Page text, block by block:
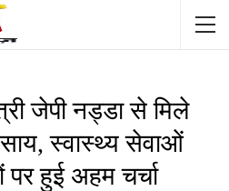
जेपी नड्डा से मिले
स्वास्थ्य सेवाओं
पर हुई अहम चर्चा